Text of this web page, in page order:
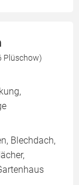
Plüschow)
Blechdach,